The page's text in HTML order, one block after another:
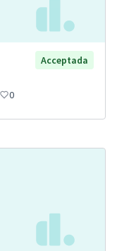
Acceptada
0